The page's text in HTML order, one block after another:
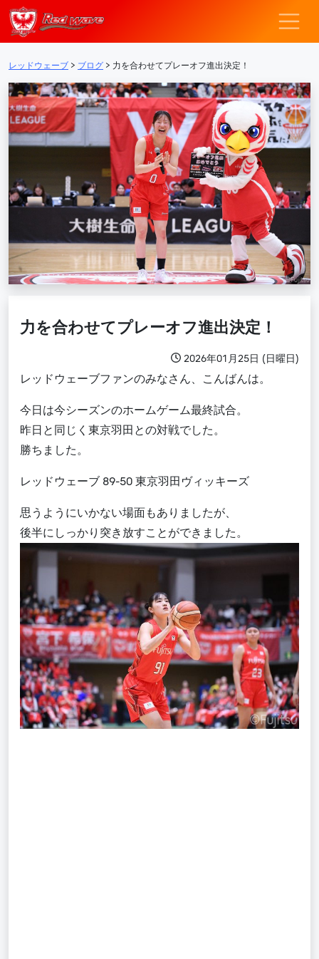
メインナビゲーション
レッドウェー
レッドウェーブ > ブログ > 力を合わせてプレーオフ進出決定！
力を合わせてプレーオフ進出決定！
2026年01月25日 (日曜日)
レッドウェーブファンのみなさん、こんばんは。
今日は今シーズンのホームゲーム最終試合。
昨日と同じく東京羽田との対戦でした。
勝ちました。
レッドウェーブ 89-50 東京羽田ヴィッキーズ
思うようにいかない場面もありましたが、
後半にしっかり突き放すことができました。